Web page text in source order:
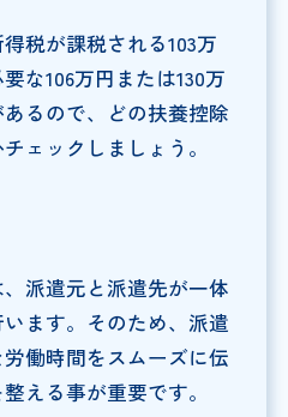
税が課税される103万
な106万円または130万
るので、どの扶養控除
ェックしましょう。
派遣元と派遣先が一体
ます。そのため、派遣
働時間をスムーズに伝
える事が重要です。